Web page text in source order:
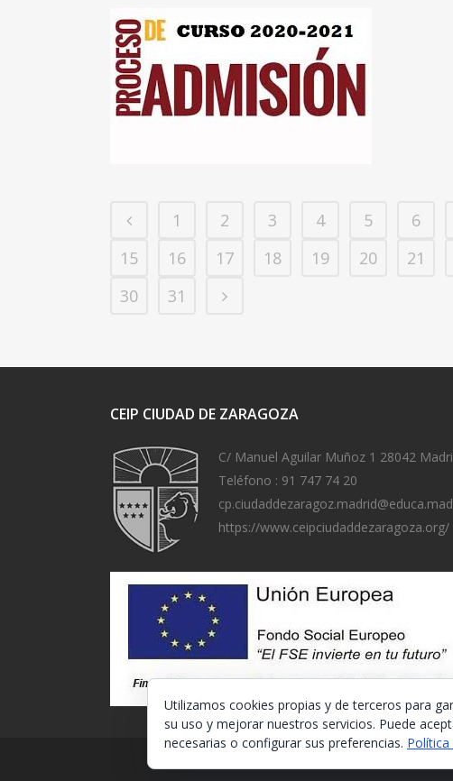
1 2 3 4 5 6
15
16 17 18 19 20 21
30
31
CEIP CIUDAD DE ZARAGOZA
C/ Manuel Aguilar Muñoz 1 28042
Teléfono : 91 747 74 20
https://www.ceipciudaddezaragoza.org/
Utilizamos cookies propias y de terceros para
su uso y mejorar nuestros servicios. Puede
necesarias o configurar sus preferencias.